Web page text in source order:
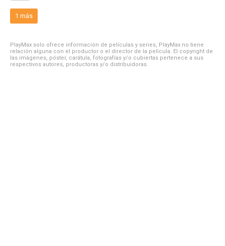
1 más
PlayMax solo ofrece información de películas y series, PlayMax no tiene
relación alguna con el productor o el director de la película. El copyright de
las imágenes, póster, carátula, fotografías y/o cubiertas pertenece a sus
respectivos autores, productoras y/o distribuidoras.